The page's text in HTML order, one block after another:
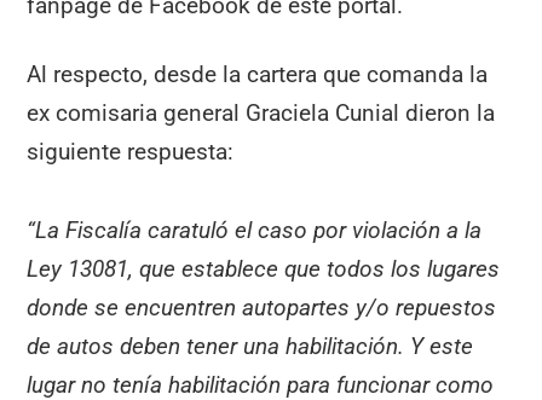
fanpage de Facebook de este portal.
Al respecto, desde la cartera que comanda la
ex comisaria general Graciela Cunial dieron la
siguiente respuesta:
“La Fiscalía caratuló el caso por violación a la
Ley 13081, que establece que todos los lugares
donde se encuentren autopartes y/o repuestos
de autos deben tener una habilitación. Y este
lugar no tenía habilitación para funcionar como